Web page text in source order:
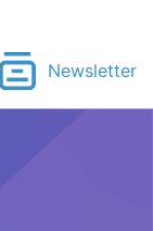
Newsletter